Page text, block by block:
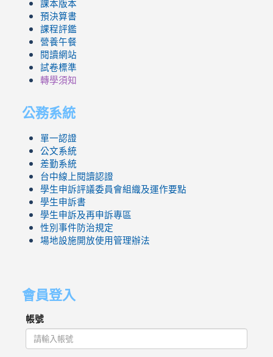
課本版本
預決算書
課程評鑑
營養午餐
閱讀網站
試卷標準
轉學須知
公務系統
單一認證
公文系統
差勤系統
台中線上閱讀認證
學生申訴評議委員會組織及運作要點
學生申訴書
學生申訴及再申訴專區
性別事件防治規定
場地設施開放使用管理辦法
會員登入
帳號